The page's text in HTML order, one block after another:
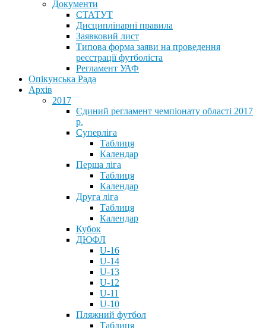
Документи
СТАТУТ
Дисциплінарні правила
Заявковий лист
Типова форма заяви на проведення
реєстрації футболіста
Регламент УАФ
Опікунська Рада
Архів
2017
Єдиний регламент чемпіонату області 2017
р.
Суперліга
Таблиця
Календар
Перша ліга
Таблиця
Календар
Друга ліга
Таблиця
Календар
Кубок
ДЮФЛ
U-16
U-14
U-13
U-12
U-11
U-10
Пляжний футбол
Таблиця